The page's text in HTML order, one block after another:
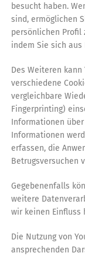
besucht haben.
sind, ermöglichen
persönlichen Profil
indem Sie sich aus
Des Weiteren kann
verschiedene
vergleichbare
Fingerprinting)
Informationen
Informationen
erfassen, die
Betrugsversuchen
Gegebenenfalls
weitere
wir keinen Einfluss
Die Nutzung von
ansprechenden